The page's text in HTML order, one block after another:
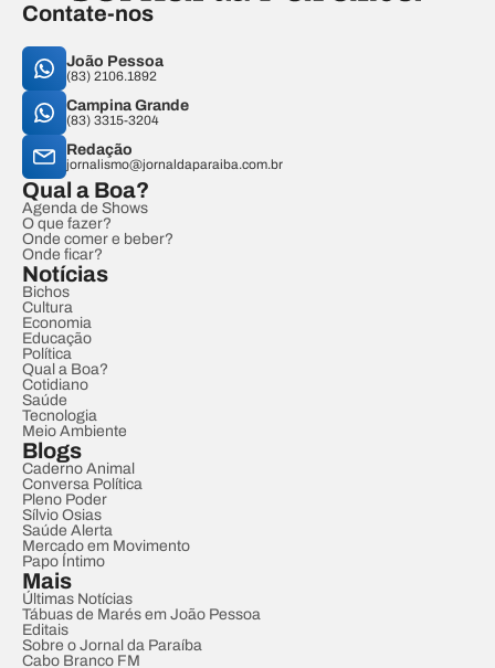
Contate-nos
João Pessoa
(83) 2106.1892
Campina Grande
(83) 3315-3204
Redação
jornalismo@jornaldaparaiba.com.br
Qual a Boa?
Agenda de Shows
O que fazer?
Onde comer e beber?
Onde ficar?
Notícias
Bichos
Cultura
Economia
Educação
Política
Qual a Boa?
Cotidiano
Saúde
Tecnologia
Meio Ambiente
Blogs
Caderno Animal
Conversa Política
Pleno Poder
Sílvio Osias
Saúde Alerta
Mercado em Movimento
Papo Íntimo
Mais
Últimas Notícias
Tábuas de Marés em João Pessoa
Editais
Sobre o Jornal da Paraíba
Cabo Branco FM